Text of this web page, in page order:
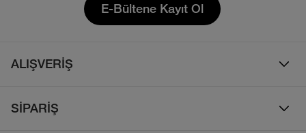
E-Bültene Kayıt Ol
ALIŞVERİŞ
SİPARİŞ